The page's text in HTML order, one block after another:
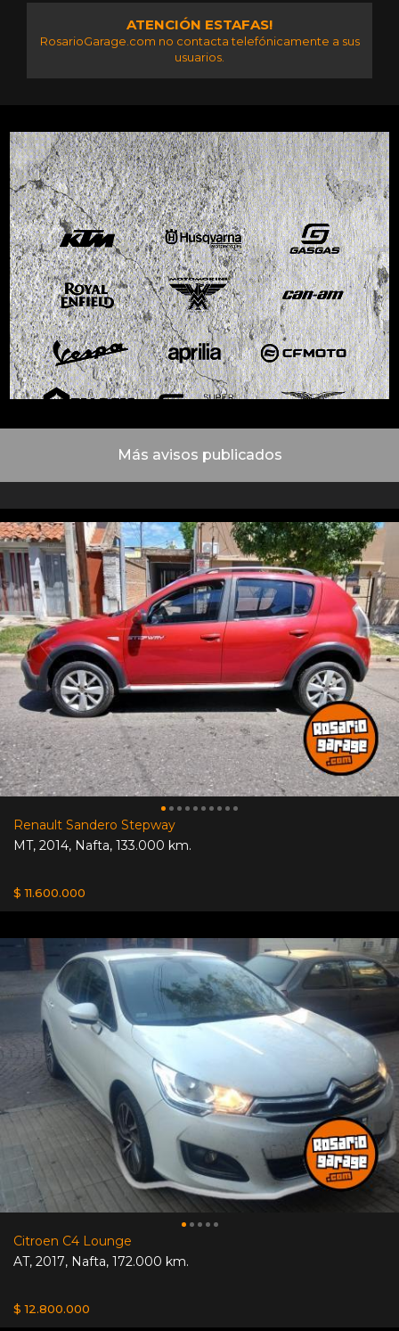
ATENCIÓN ESTAFAS!
RosarioGarage.com no contacta telefónicamente a sus
usuarios.
Más avisos publicados
Renault Sandero Stepway
MT, 2014, Nafta, 133.000 km.
$ 11.600.000
Citroen C4 Lounge
AT, 2017, Nafta, 172.000 km.
$ 12.800.000